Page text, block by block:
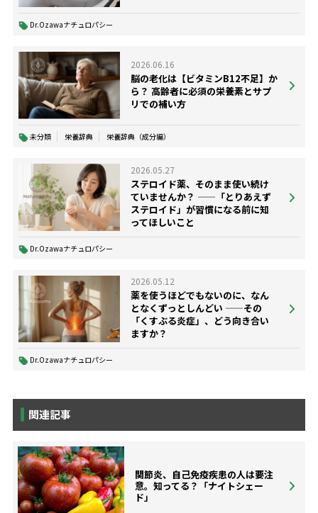
Dr.Ozawaナチュロパシー
2026.06.16
脳の老化は【ビタミンB12不足】か
ら？ 高齢者に必須の栄養素とサプ
リでの補い方
未分類 栄養辞典 栄養辞典（成分編）
2026.05.27
ステロイド薬、そのまま使い続け
ていませんか？ ——「とりあえず
ステロイド」が習慣になる前に知
ってほしいこと
Dr.Ozawaナチュロパシー
2026.05.12
薬を使うほどでもないのに、なん
となくずっとしんどい ——その
「くすぶる炎症」、どう向き合い
ますか？
Dr.Ozawaナチュロパシー
関連記事
関節炎、自己免疫疾患の人は要注
意。知ってる？「ナイトシェー
ド」